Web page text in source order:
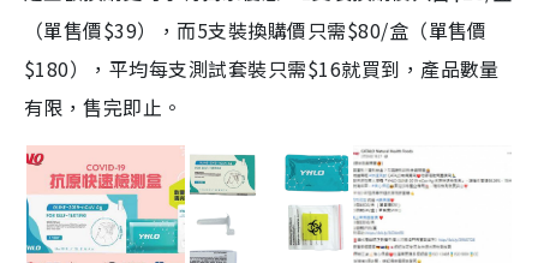
（單售價$39），而5支裝換購價只需$80/盒（單售價
$180），平均每支測試套裝只需$16就買到，產品數量
有限，售完即止。